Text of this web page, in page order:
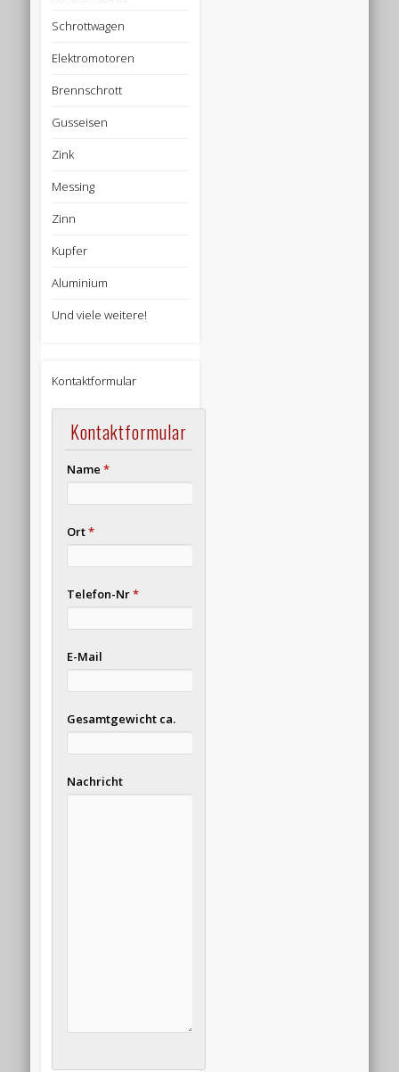
Schrottwagen
Elektromotoren
Brennschrott
Gusseisen
Zink
Messing
Zinn
Kupfer
Aluminium
Und viele weitere!
Kontaktformular
Kontaktformular
Name *
Ort*
Telefon-Nr*
E-Mail
Gesamtgewicht ca.
Nachricht